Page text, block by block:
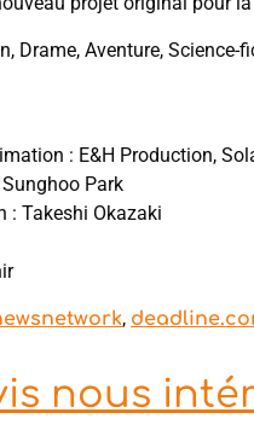
Drame, Aventure, Science-
: E&H Production,
Park
: Takeshi Okazaki
,
nous